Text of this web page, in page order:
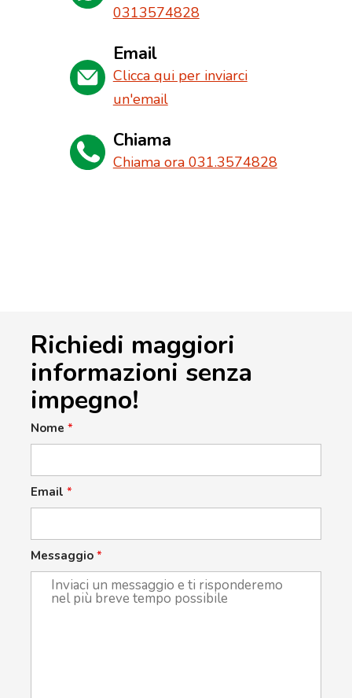
0313574828
Email
Clicca qui per inviarci
un'email
Chiama
Chiama ora 031.3574828
Richiedi maggiori
informazioni senza
impegno!
Nome *
Email *
Messaggio *